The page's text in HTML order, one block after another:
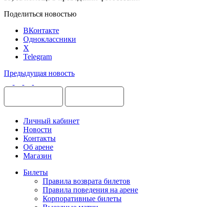
Поделиться новостью
ВКонтакте
Одноклассники
X
Telegram
Предыдущая новость
Личный кабинет
Новости
Контакты
Об арене
Магазин
Билеты
Правила возврата билетов
Правила поведения на арене
Корпоративные билеты